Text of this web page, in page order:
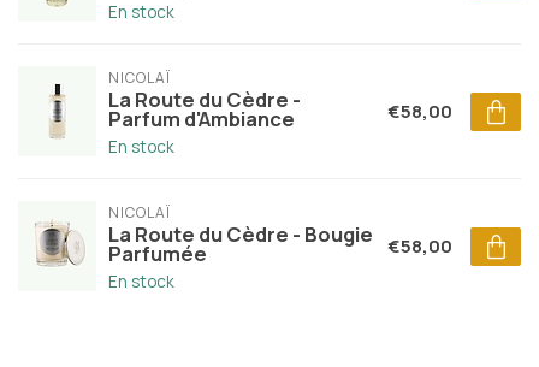
En stock
NICOLAÏ
La Route du Cèdre -
Parfum d'Ambiance
En stock
€58,00
NICOLAÏ
La Route du Cèdre - Bougie
Parfumée
En stock
€58,00